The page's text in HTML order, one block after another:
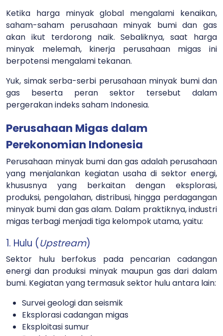
Ketika harga minyak global mengalami kenaikan,
saham-saham perusahaan minyak bumi dan gas
akan ikut terdorong naik. Sebaliknya, saat harga
minyak melemah, kinerja perusahaan migas ini
berpotensi mengalami tekanan.
Yuk, simak serba-serbi perusahaan minyak bumi dan
gas beserta peran sektor tersebut dalam
pergerakan indeks saham Indonesia.
Perusahaan Migas dalam
Perekonomian Indonesia
Perusahaan minyak bumi dan gas adalah perusahaan
yang menjalankan kegiatan usaha di sektor energi,
khususnya yang berkaitan dengan eksplorasi,
produksi, pengolahan, distribusi, hingga perdagangan
minyak bumi dan gas alam. Dalam praktiknya, industri
migas terbagi menjadi tiga kelompok utama, yaitu:
1. Hulu (Upstream)
Sektor hulu berfokus pada pencarian cadangan
energi dan produksi minyak maupun gas dari dalam
bumi. Kegiatan yang termasuk sektor hulu antara lain:
Survei geologi dan seismik
Eksplorasi cadangan migas
Eksploitasi sumur